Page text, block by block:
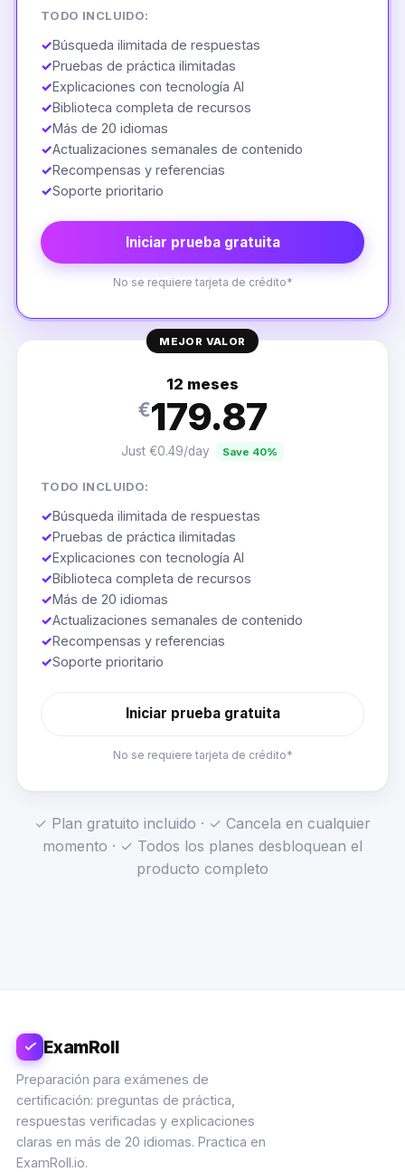
TODO INCLUIDO:
✓Búsqueda ilimitada de respuestas
✓Pruebas de práctica ilimitadas
✓Explicaciones con tecnología AI
✓Biblioteca completa de recursos
✓Más de 20 idiomas
✓Actualizaciones semanales de contenido
✓Recompensas y referencias
✓Soporte prioritario
Iniciar prueba gratuita
No se requiere tarjeta de crédito*
MEJOR VALOR
12 meses
€179.87
Just €0.49/day Save 40%
TODO INCLUIDO:
✓Búsqueda ilimitada de respuestas
✓Pruebas de práctica ilimitadas
✓Explicaciones con tecnología AI
✓Biblioteca completa de recursos
✓Más de 20 idiomas
✓Actualizaciones semanales de contenido
✓Recompensas y referencias
✓Soporte prioritario
Iniciar prueba gratuita
No se requiere tarjeta de crédito*
✓ Plan gratuito incluido · ✓ Cancela en cualquier
momento · ✓ Todos los planes desbloquean el
producto completo
ExamRoll
Preparación para exámenes de
certificación: preguntas de práctica,
respuestas verificadas y explicaciones
claras en más de 20 idiomas. Practica en
ExamRoll.io.